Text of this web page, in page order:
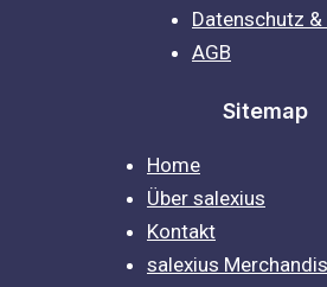
Datenschutz &
AGB
Sitemap
Home
Über salexius
Kontakt
salexius